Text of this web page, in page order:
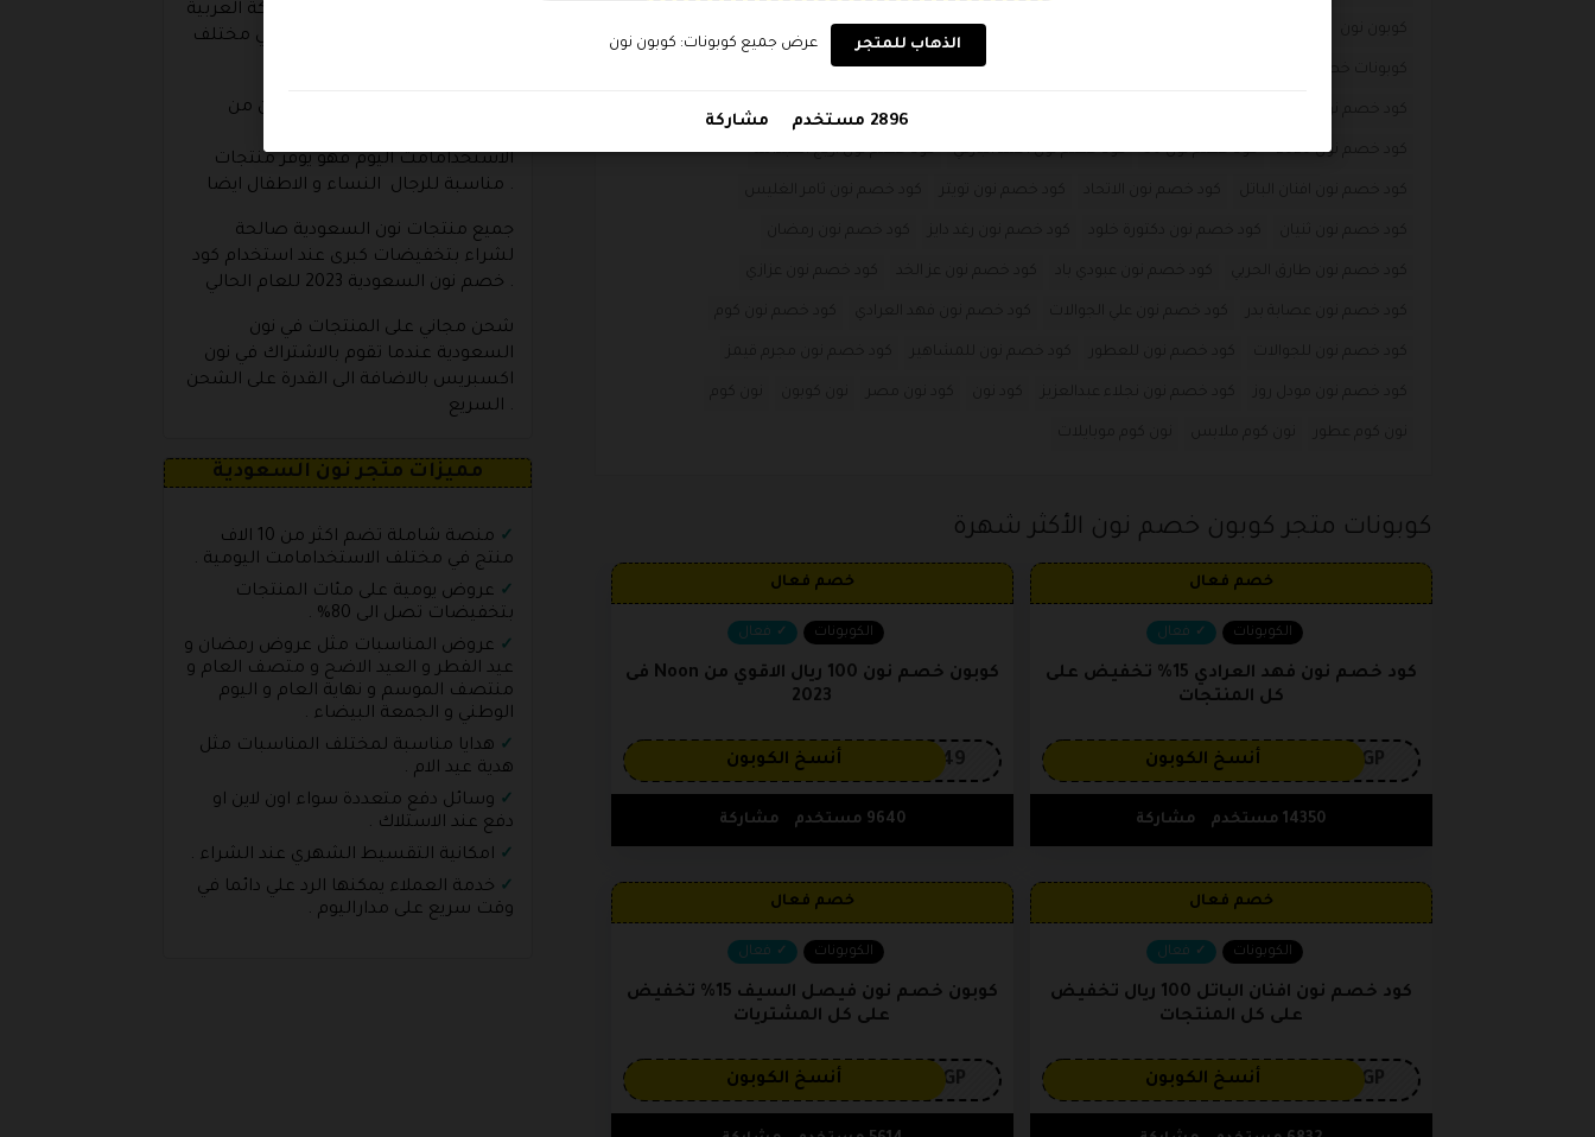
كوبون نون السعودية كوبون نون رمضان
كود خصم noon
كود خصم نون 150 ريال كود خصم نون 200 ريال
كود خصم نون 2020 كود خصم نون 50 كود خصم نون احمد البارقي كود خصم نون اريج العبدالله
كوبونات متجر كوبون خصم نون الأكثر شهرة
خصم فعال
الكوبونات فعال
كود خصم نون فهد العرادي 15% تخفيض على
كل المنتجات
3GP أنسخ الكوبون
14350 مستخدم مشاركة
خصم فعال
الكوبونات فعال
كوبون خصم نون 100 ريال الاقوي من Noon فى
2023
OP149 أنسخ الكوبون
9640 مستخدم مشاركة
خصم فعال
الكوبونات فعال
كود خصم نون افنان الباتل 100 ريال تخفيض
على كل المنتجات
3GP أنسخ الكوبون
خصم فعال
الكوبونات فعال
كوبون خصم نون فيصل السيف 15% تخفيض
على كل المشتريات
3GP أنسخ الكوبون
كات بداية منصة نون داخل المملكة العربية
السعودية وحقق انتشارا كبيرة في مختلف
هي عبارة ع منصة الكترونية يمكن من
الاستخدامامت اليوم فهو يوفر منتجات
مناسبة للرجال النساء و الاطفال ايضا .
جميع منتجات نون السعودية صالحة
لشراء بتخفيضات كبرى عند استخدام كود
خصم نون السعودية 2023 للعام الحالي .
شحن مجاني على المنتجات في نون
السعودية عندما تقوم بالاشتراك في نون
اكسبريس بالاضافة الى القدرة على الشحن
السريع .
مميزات متجر نون السعودية
منصة شاملة تضم اكثر من 10 الاف
منتج في مختلف الاستخدامامت اليومية .
عروض يومية على مئات المنتجات
بتخفيضات تصل الى 80% .
عروض المناسبات مثل عروض رمضان و
عيد الفطر و العيد الاضح و متصف العام و
منتصف الموسم و نهاية العام و اليوم
الوطني و الجمعة البيضاء .
هدايا مناسبة لمختلف المناسبات مثل
هدية عيد الام .
وسائل دفع متعددة سواء اون لاين او
دفع عند الاستلاك .
امكانية التقسيط الشهري عند الشراء .
خدمة العملاء يمكنها الرد علي دائما في
وقت سريع على مداراليوم .
الذهاب للمتجر عرض جميع كوبونات: كوبون نون
2896 مستخدم مشاركة